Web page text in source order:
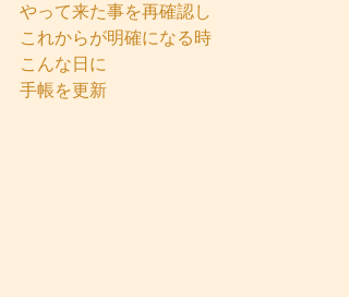
やって来た事を再確認し
これからが明確になる時
こんな日に
手帳を更新